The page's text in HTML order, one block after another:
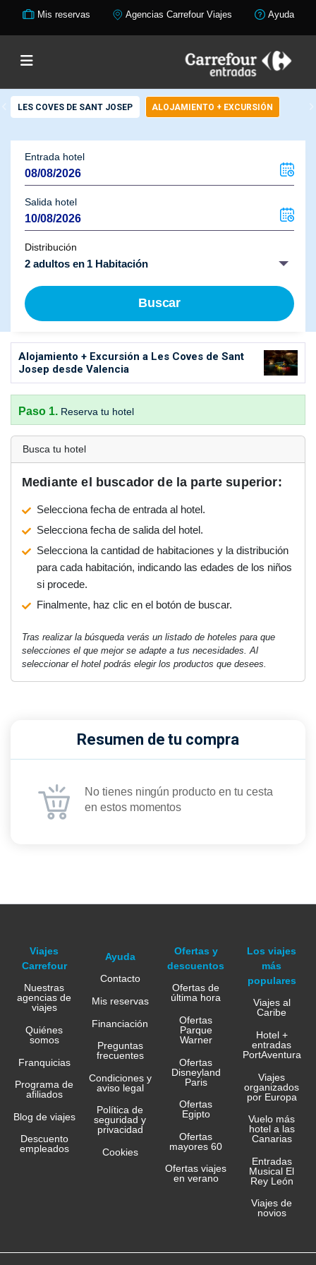
Mis reservas Agencias Carrefour Viajes Ayuda
LES COVES DE SANT JOSEP ALOJAMIENTO + EXCURSIÓN
Entrada hotel
Salida hotel
Distribución
2 adultos en 1 Habitación
Buscar
Alojamiento + Excursión a Les Coves de Sant
Josep desde Valencia
Paso 1. Reserva tu hotel
Busca tu hotel
Mediante el buscador de la parte superior:
Selecciona fecha de entrada al hotel.
Selecciona fecha de salida del hotel.
Selecciona la cantidad de habitaciones y la distribución
para cada habitación, indicando las edades de los niños
si procede.
Finalmente, haz clic en el botón de buscar.
Tras realizar la búsqueda verás un listado de hoteles para que
selecciones el que mejor se adapte a tus necesidades. Al
seleccionar el hotel podrás elegir los productos que desees.
Resumen de tu compra
No tienes ningún producto en tu cesta
en estos momentos
Viajes
Carrefour
Nuestras
agencias de
viajes
Quiénes
somos
Franquicias
Programa de
afiliados
Blog de viajes
Descuento
empleados
Ayuda
Contacto
Mis reservas
Financiación
Preguntas
frecuentes
Condiciones y
aviso legal
Política de
seguridad y
privacidad
Cookies
Ofertas y
descuentos
Ofertas de
última hora
Ofertas
Parque
Warner
Ofertas
Disneyland
Paris
Ofertas
Egipto
Ofertas
mayores 60
Ofertas viajes
en verano
Los viajes
más
populares
Viajes al
Caribe
Hotel +
entradas
PortAventura
Viajes
organizados
por Europa
Vuelo más
hotel a las
Canarias
Entradas
Musical El
Rey León
Viajes de
novios